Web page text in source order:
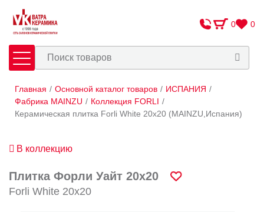
0 0
Плитка Сантехника
Сотрудничество
О Компании
Контакты
Главная / Основной каталог товаров / ИСПАНИЯ /
Фабрика MAINZU / Коллекция FORLI /
Керамическая плитка Forli White 20х20 (MAINZU,Испания)
В коллекцию
Плитка Форли Уайт 20х20
Forli White 20х20